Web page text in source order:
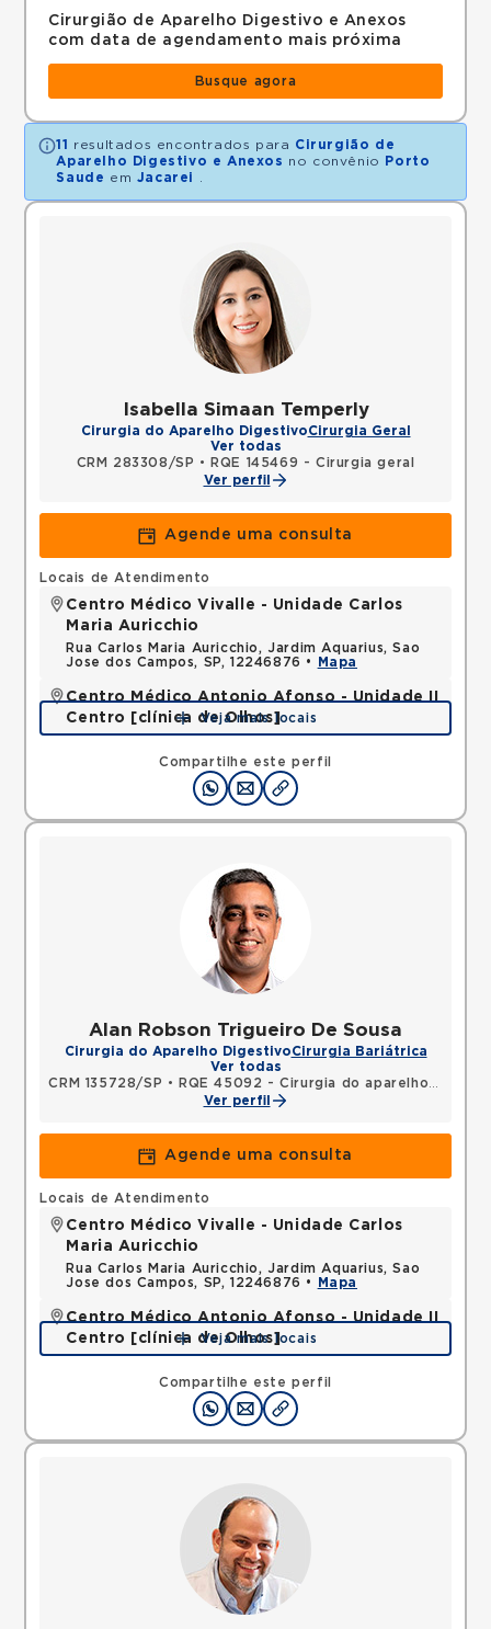
Cirurgião de Aparelho Digestivo e Anexos
com data de agendamento mais próxima
Busque agora
11 resultados encontrados para Cirurgião de
Aparelho Digestivo e Anexos no convênio
Porto
Saude em Jacarei
Isabella Simaan Temperly
Cirurgia do Aparelho DigestivoCirurgia Geral
Ver todas
CRM 283308/SP •
RQE 145469 - Cirurgia geral
Ver perfil
Agende uma consulta
Compartilhe este perfil
Locais de Atendimento
Centro Médico Vivalle - Unidade Carlos
Maria Auricchio
Rua Carlos Maria Auricchio, Jardim Aquarius, Sao
Jose dos Campos, SP, 12246876 •
Mapa
Centro Médico Antonio Afonso - Unidade II
Centro [clínica de Olhos]
Rua Quinze de Novembro, Centro, Jacarei, SP,
Mapa
Veja mais locais
Alan Robson Trigueiro De Sousa
Cirurgia do Aparelho DigestivoCirurgia Bariátrica
Ver todas
CRM 135728/SP •
RQE 45092 - Cirurgia do aparelho digestivo
Ver perfil
Agende uma consulta
Compartilhe este perfil
Locais de Atendimento
Centro Médico Vivalle - Unidade Carlos
Maria Auricchio
Rua Carlos Maria Auricchio, Jardim Aquarius, Sao
Jose dos Campos, SP, 12246876 •
Mapa
Centro Médico Antonio Afonso - Unidade II
Centro [clínica de Olhos]
Rua Quinze de Novembro, Centro, Jacarei, SP,
Mapa
Veja mais locais